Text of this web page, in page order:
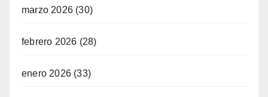
marzo 2026 (30)
febrero 2026 (28)
enero 2026 (33)